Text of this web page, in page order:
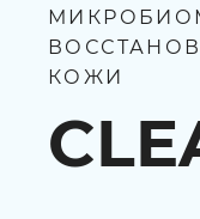
КОЖИ